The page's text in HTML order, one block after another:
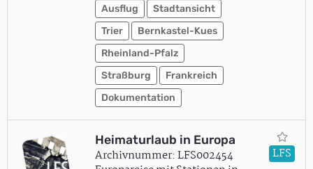
Ausflug
Stadtansicht
Trier
Bernkastel-Kues
Rheinland-Pfalz
Straßburg
Frankreich
Dokumentation
Heimaturlaub in Europa
Archivnummer: LFS002454
LFS